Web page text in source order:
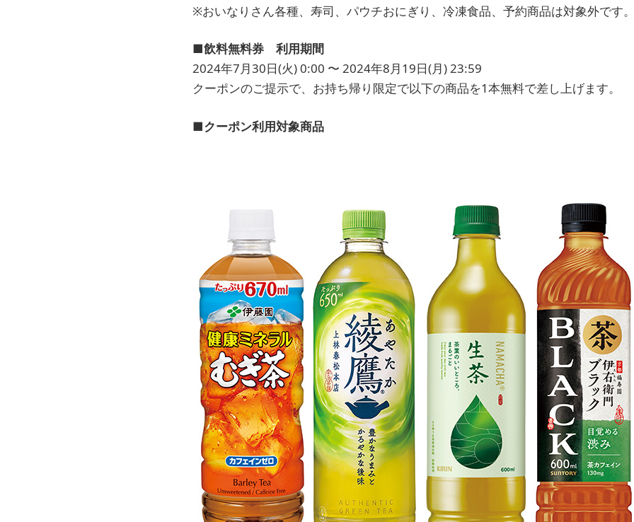
※おいなりさん各種、寿司、パウチおにぎり、冷凍食品、予約商品は対象外です
■飲料無料券 利用期間
2024年7月30日(火) 0:00 〜 2024年8月19日(月) 23:59
クーポンのご提示で、お持ち帰り限定で以下の商品を1本無料で差し上げます。
■クーポン利用対象商品